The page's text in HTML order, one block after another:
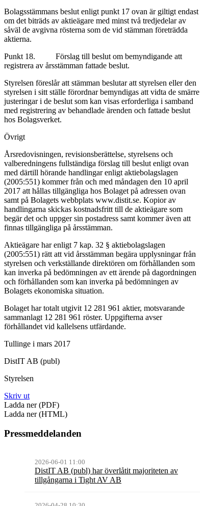
Bolagsstämmans beslut enligt punkt 17 ovan är giltigt endast
om det biträds av aktieägare med minst två tredjedelar av
såväl de avgivna rösterna som de vid stämman företrädda
aktierna.
Punkt 18. Förslag till beslut om bemyndigande att
registrera av årsstämman fattade beslut.
Styrelsen föreslår att stämman beslutar att styrelsen eller den
styrelsen i sitt ställe förordnar bemyndigas att vidta de smärre
justeringar i de beslut som kan visas erforderliga i samband
med registrering av behandlade ärenden och fattade beslut
hos Bolagsverket.
Övrigt
Årsredovisningen, revisionsberättelse, styrelsens och
valberedningens fullständiga förslag till beslut enligt ovan
med därtill hörande handlingar enligt aktiebolagslagen
(2005:551) kommer från och med måndagen den 10 april
2017 att hållas tillgängliga hos Bolaget på adressen ovan
samt på Bolagets webbplats www.distit.se. Kopior av
handlingarna skickas kostnadsfritt till de aktieägare som
begär det och uppger sin postadress samt kommer även att
finnas tillgängliga på årsstämman.
Aktieägare har enligt 7 kap. 32 § aktiebolagslagen
(2005:551) rätt att vid årsstämman begära upplysningar från
styrelsen och verkställande direktören om förhållanden som
kan inverka på bedömningen av ett ärende på dagordningen
och förhållanden som kan inverka på bedömningen av
Bolagets ekonomiska situation.
Bolaget har totalt utgivit 12 281 961 aktier, motsvarande
sammanlagt 12 281 961 röster. Uppgifterna avser
förhållandet vid kallelsens utfärdande.
Tullinge i mars 2017
DistIT AB (publ)
Styrelsen
Skriv ut
Ladda ner (PDF)
Ladda ner (HTML)
Pressmeddelanden
2026-06-01 11:00
DistIT AB (publ) har överlåtit majoriteten av
tillgångarna i Tight AV AB